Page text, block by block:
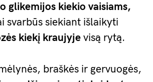
glikemijos kiekio vaisiams,
svarbūs siekiant išlaikyti
kiekį kraujyje visą rytą.
braškės ir gervuogės,